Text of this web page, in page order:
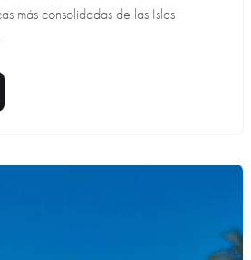
más consolidadas de las Islas